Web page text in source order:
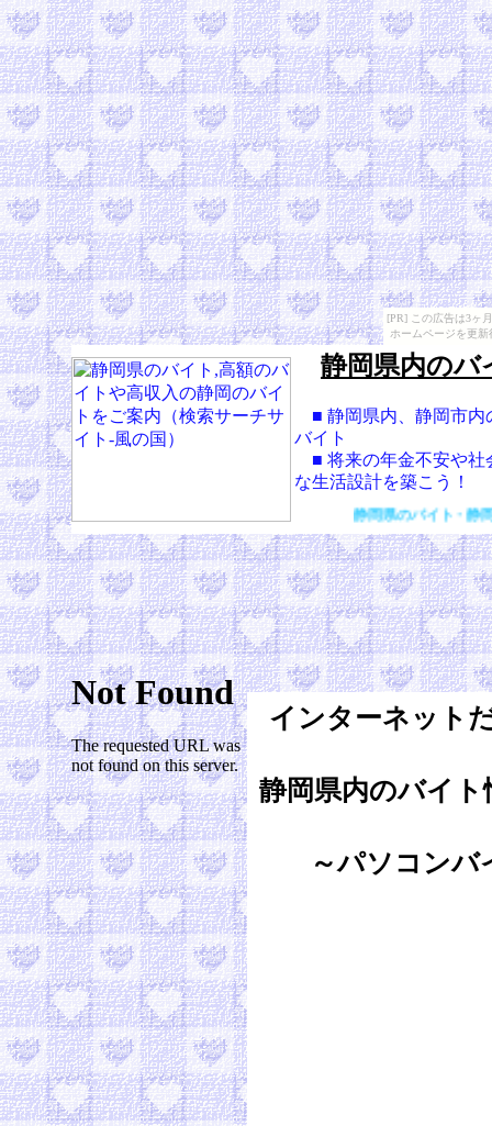
[PR] この広告は3ヶ
ホームページを更
静岡県内のバ
■ 静岡県内、静岡市内
バイト
■ 将来の年金不安や社
な生活設計を築こう！
静岡県のバイト・静岡のバイ
インターネット
静岡県内のバイ
～パソコンバ